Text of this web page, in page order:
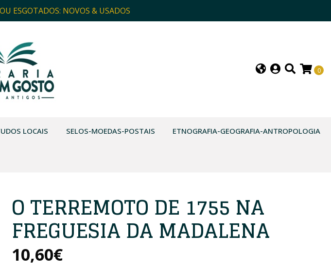
ESGOTADOS: NOVOS & USADOS
0
LOCAIS SELOS-MOEDAS-POSTAIS ETNOGRAFIA-GEOGRAFIA-ANTROPOLOGIA
O TERREMOTO DE 1755 NA
FREGUESIA DA MADALENA
10,60€